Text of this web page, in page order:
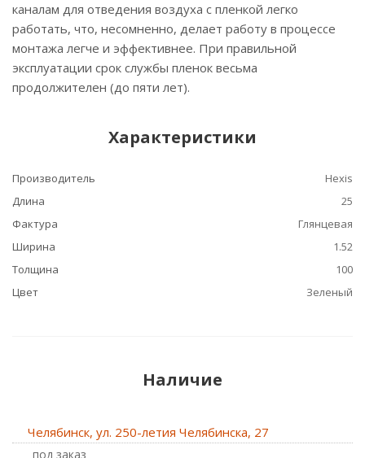
каналам для отведения воздуха с пленкой легко
работать, что, несомненно, делает работу в процессе
монтажа легче и эффективнее. При правильной
эксплуатации срок службы пленок весьма
продолжителен (до пяти лет).
Характеристики
Производитель
Hexis
Длина
25
Фактура
Глянцевая
Ширина
1.52
Толщина
100
Цвет
Зеленый
Наличие
Челябинск, ул. 250-летия Челябинска, 27
Под заказ